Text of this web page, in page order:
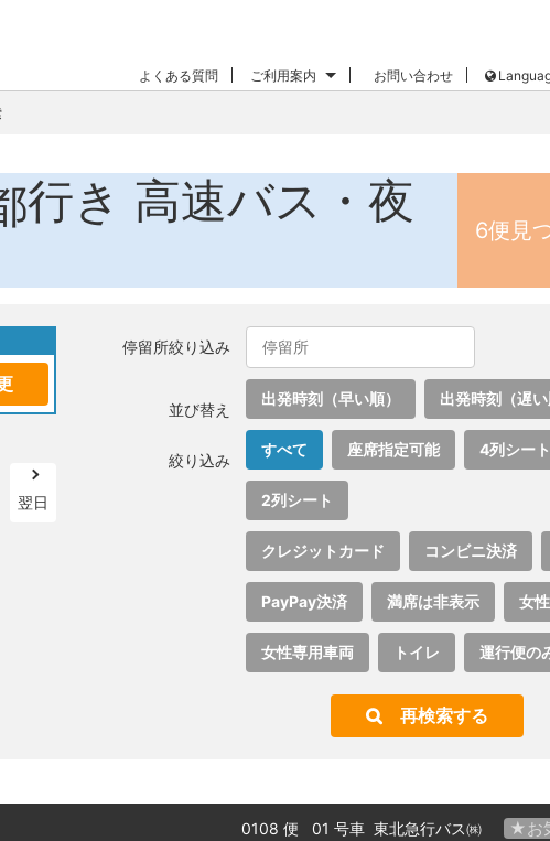
よくある質問 ご利用案内 お問い合わせ
行き 高速バス・夜
6便見
翌日
停留所絞り込み
並び替え
出発時刻（早い順） 出発時刻（遅い
絞り込み
すべて 座席指定可能 4列シート
2列シート
クレジットカード コンビニ決済
PayPay決済 満席は非表示 女
女性専用車両 トイレ 運行便の
再検索する
★お
0108 便 01 号車 東北急行バス㈱